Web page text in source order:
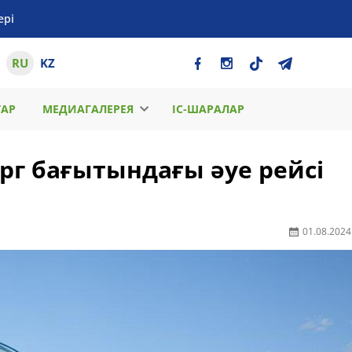
RU KZ
МЕДИАГАЛЕРЕЯ ІС-ШАРАЛАР
бағытындағы әуе рейсі
01.08.2024